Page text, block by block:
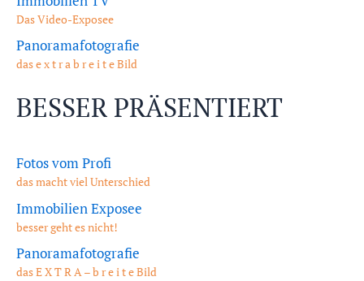
Das Video-Exposee
Panoramafotografie
das e x t r a b r e i t e Bild
BESSER PRÄSENTIERT
Fotos vom Profi
das macht viel Unterschied
Immobilien Exposee
besser geht es nicht!
Panoramafotografie
das E X T R A – b r e i t e Bild